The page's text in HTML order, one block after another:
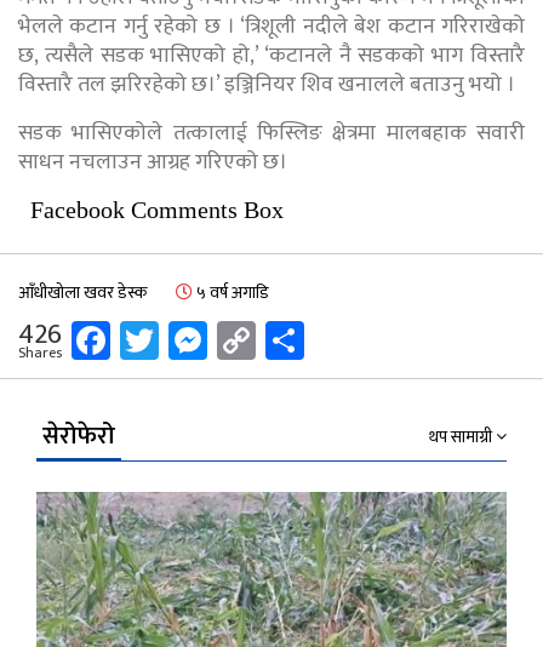
भेलले कटान गर्नु रहेको छ । ‘त्रिशूली नदीले बेश कटान गरिराखेको
छ, त्यसैले सडक भासिएको हो,’ ‘कटानले नै सडकको भाग विस्तारै
विस्तारै तल झरिरहेको छ।’ इञ्जिनियर शिव खनालले बताउनु भयो ।
सडक भासिएकोले तत्कालाई फिस्लिङ क्षेत्रमा मालबहाक सवारी
साधन नचलाउन आग्रह गरिएको छ।
Facebook Comments Box
आँधीखोला खवर डेस्क ५ वर्ष अगाडि
426
Shares Facebook
Twitter
Messenger
Copy
Link
सेरोफेरो थप सामाग्री